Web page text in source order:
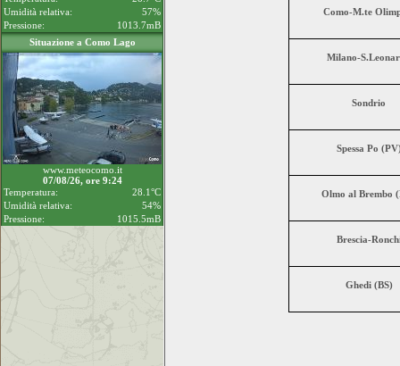
Umidità relativa:
57%
Pressione:
1013.7mB
Situazione a Como Lago
www.meteocomo.it
07/08/26, ore 9:24
Temperatura:
28.1°C
Umidità relativa:
54%
Pressione:
1015.5mB
Como-M.te
Milano-
Sondrio
Spessa Po
Olmo al Brembo
Brescia-
Ghedi (BS)